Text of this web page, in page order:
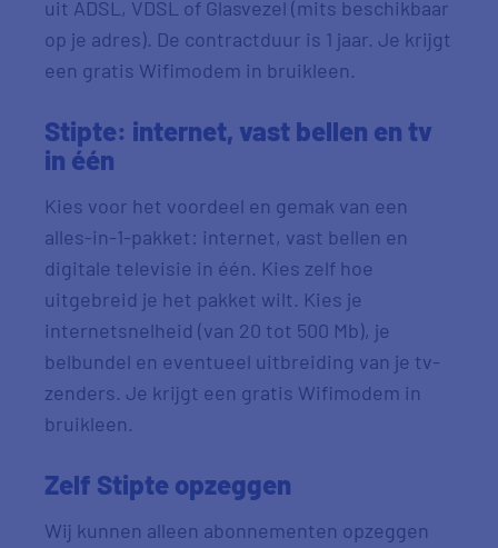
uit ADSL, VDSL of Glasvezel (mits beschikbaar
op je adres). De contractduur is 1 jaar. Je krijgt
een gratis Wifimodem in bruikleen.
Stipte: internet, vast bellen en tv
in één
Kies voor het voordeel en gemak van een
alles-in-1-pakket: internet, vast bellen en
digitale televisie in één. Kies zelf hoe
uitgebreid je het pakket wilt. Kies je
internetsnelheid (van 20 tot 500 Mb), je
belbundel en eventueel uitbreiding van je tv-
zenders. Je krijgt een gratis Wifimodem in
bruikleen.
Zelf Stipte opzeggen
Wij kunnen alleen abonnementen opzeggen